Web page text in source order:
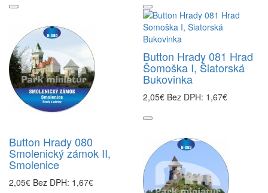
Button Hrady 080
Smolenický zámok II,
Smolenice
2,05€ Bez DPH: 1,67€
Button Hrady 081 Hrad
Šomoška I, Šiatorská
Bukovinka
2,05€ Bez DPH: 1,67€